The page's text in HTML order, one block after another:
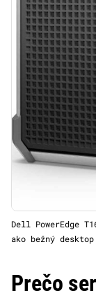
Dell PowerEdge
ako bežný desktop
Prečo